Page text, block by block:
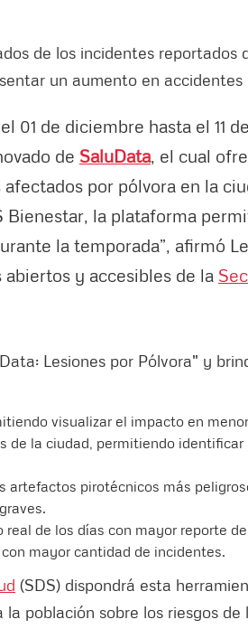
de los incidentes reportados
un aumento en
01 de diciembre hasta el 11
de SaluData , el cual
por pólvora en la
Bienestar, la plataforma
la temporada”, afirmó
y accesibles de la
Lesiones por Pólvora" y
visualizar el impacto en
de la ciudad, permitiendo identificar
artefactos pirotécnicos más
de los días con mayor reporte de
mayor cantidad de incidentes.
(SDS) dispondrá esta
población sobre los riesgos de